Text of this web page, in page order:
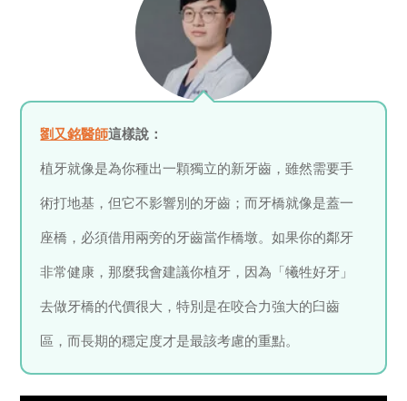
劉又銘醫師這樣說：
植牙就像是為你種出一顆獨立的新牙齒，雖然需要手
術打地基，但它不影響別的牙齒；而牙橋就像是蓋一
座橋，必須借用兩旁的牙齒當作橋墩。如果你的鄰牙
非常健康，那麼我會建議你植牙，因為「犧牲好牙」
去做牙橋的代價很大，特別是在咬合力強大的臼齒
區，而長期的穩定度才是最該考慮的重點。